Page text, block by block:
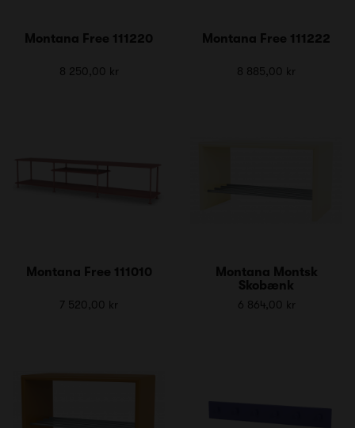
Montana Free 111220
8 250,00 kr
Montana Free 111222
8 885,00 kr
Montana Free 111010
7 520,00 kr
Montana Montsk
Skobænk
6 864,00 kr